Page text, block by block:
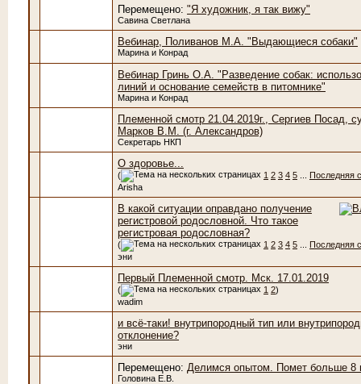
Перемещено: "Я художник, я так вижу"
Савина Светлана
Вебинар, Поливанов М.А. "Выдающиеся собаки"
Марина и Конрад
Вебинар Гринь О.А. "Разведение собак:
линий и основание семейств в питомнике"
Марина и Конрад
Племенной смотр 21.04.2019г., Сергиев Посад,
Марков В.М. (г. Александров)
Секретарь НКП
О здоровье...
( 1 2 3 4 5
Последняя
Arisha
В какой ситуации оправдано получение
регистровой родословной. Что такое
регистровая родословная?
( 1 2 3 4 5
Последняя
эни
Первый Племенной смотр. Мск. 17.01.2019
( 1 2)
wadim
и всё-таки! внутрипородный тип или
отклонение?
эни
Перемещено: Делимся опытом. Помет больше 8
Головина Е.В.